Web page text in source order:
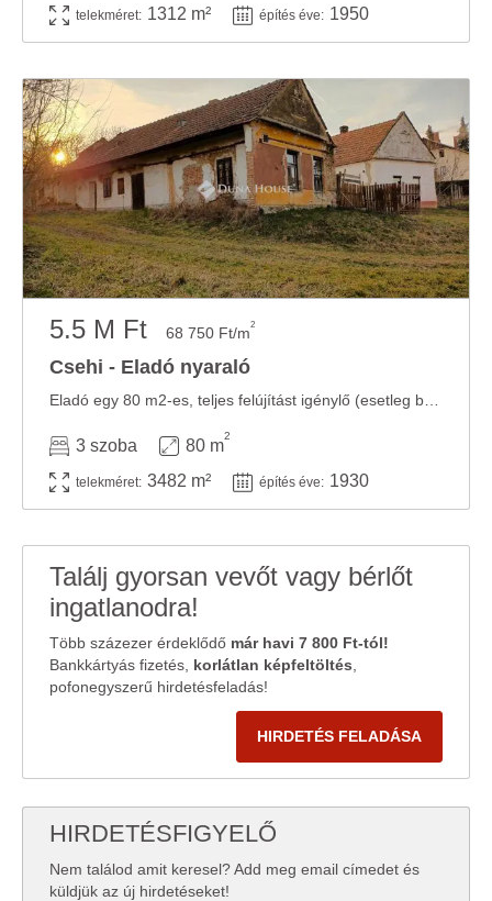
telekméret: 1312 m² építés éve: 1950
5.5 M Ft 68 750 Ft/m2
Csehi - Eladó nyaraló
3 szoba 80 m
2
telekméret: 3482 m² építés éve: 1930
Találj gyorsan vevőt vagy bérlőt
ingatlanodra!
Több százezer érdeklődő már havi 7 800 Ft-tól!
Bankkártyás fizetés, korlátlan képfeltöltés
pofonegyszerű hirdetésfeladás!
HIRDETÉS FELADÁSA
HIRDETÉSFIGYELŐ
Nem találod amit keresel? Add meg email címedet és
küldjük az új hirdetéseket!